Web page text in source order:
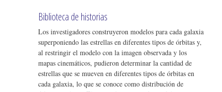
Biblioteca de historias
Los investigadores construyeron modelos para cada galaxia
superponiendo las estrellas en diferentes tipos de órbitas y,
al restringir el modelo con la imagen observada y los
mapas cinemáticos, pudieron determinar la cantidad de
estrellas que se mueven en diferentes tipos de órbitas en
cada galaxia, lo que se conoce como distribución de